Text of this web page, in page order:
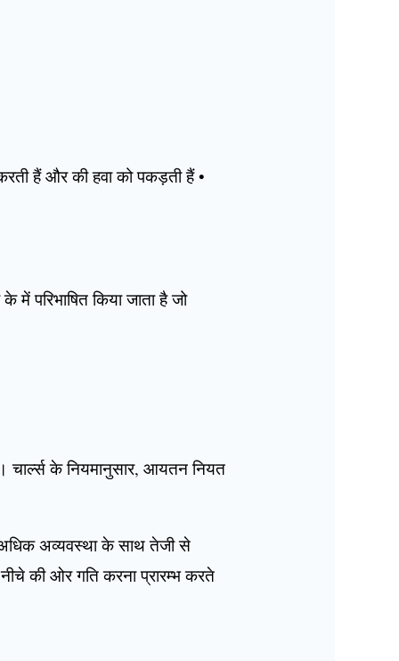
हैं और की हवा को पकड़ती हैं •
में परिभाषित किया जाता है जो
चार्ल्स के नियमानुसार, आयतन नियत
अधिक अव्यवस्था के साथ तेजी से
की ओर गति करना प्रारम्भ करते